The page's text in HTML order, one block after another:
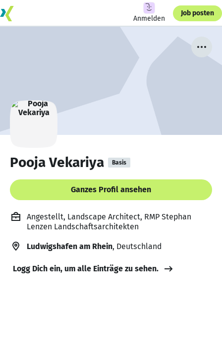
Anmelden
Job posten
Pooja Vekariya Basis
Ganzes Profil ansehen
Angestellt, Landscape Architect, RMP Stephan
Lenzen Landschaftsarchitekten
Ludwigshafen am Rhein, Deutschland
Logg Dich ein, um alle Einträge zu sehen.